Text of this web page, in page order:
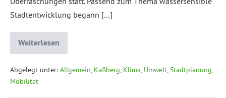
Stadtentwicklung begann […]
Weiterlesen
Abgelegt unter: Allgemein, Kaßberg, Klima, Umwelt,Stadtplanung,
Mobilität